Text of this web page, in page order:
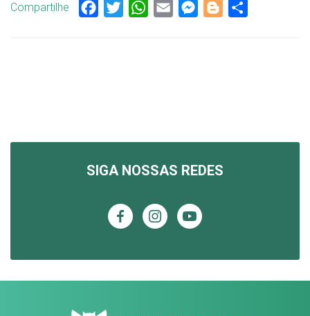
Compartilhe Facebook
TwitterWhatsApp
Email Messenger
Blogger
SIGA NOSSAS REDES